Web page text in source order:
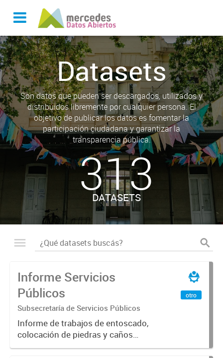
Datasets
Son datos que pueden ser descargados, utilizados y
distribuidos libremente por cualquier persona. El
objetivo de publicar los datos es fomentar la
participación ciudadana y garantizar la
transparencia pública.
313
DATASETS
Informe Servicios
Públicos
Subsecretaría de Servicios Públicos
Informe de trabajos de entoscado,
colocación de piedras y caños
(zanjeo - cruce de calles) Informe
otro